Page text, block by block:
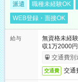
派遣 職種未経験OK
WEB登録・面接OK
給与
無資格未経
収1万2000
交通費別
交通費 交通